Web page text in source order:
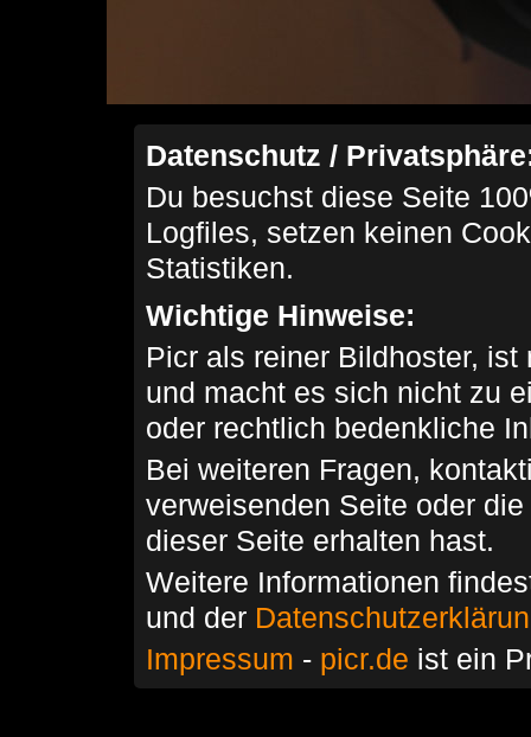
Datenschutz /
Du besuchst diese Seite
Logfiles, setzen keinen
Statistiken.
Wichtige Hinweise:
Picr als reiner Bildhoster,
und macht es sich nicht zu
oder rechtlich bedenkliche
Bei weiteren Fragen,
verweisenden Seite oder
dieser Seite erhalten hast.
Weitere Informationen
und der
Impressum - picr.de ist ein